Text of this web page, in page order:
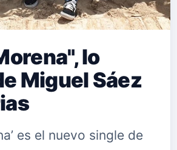
lo
Miguel Sáez
es el nuevo single de